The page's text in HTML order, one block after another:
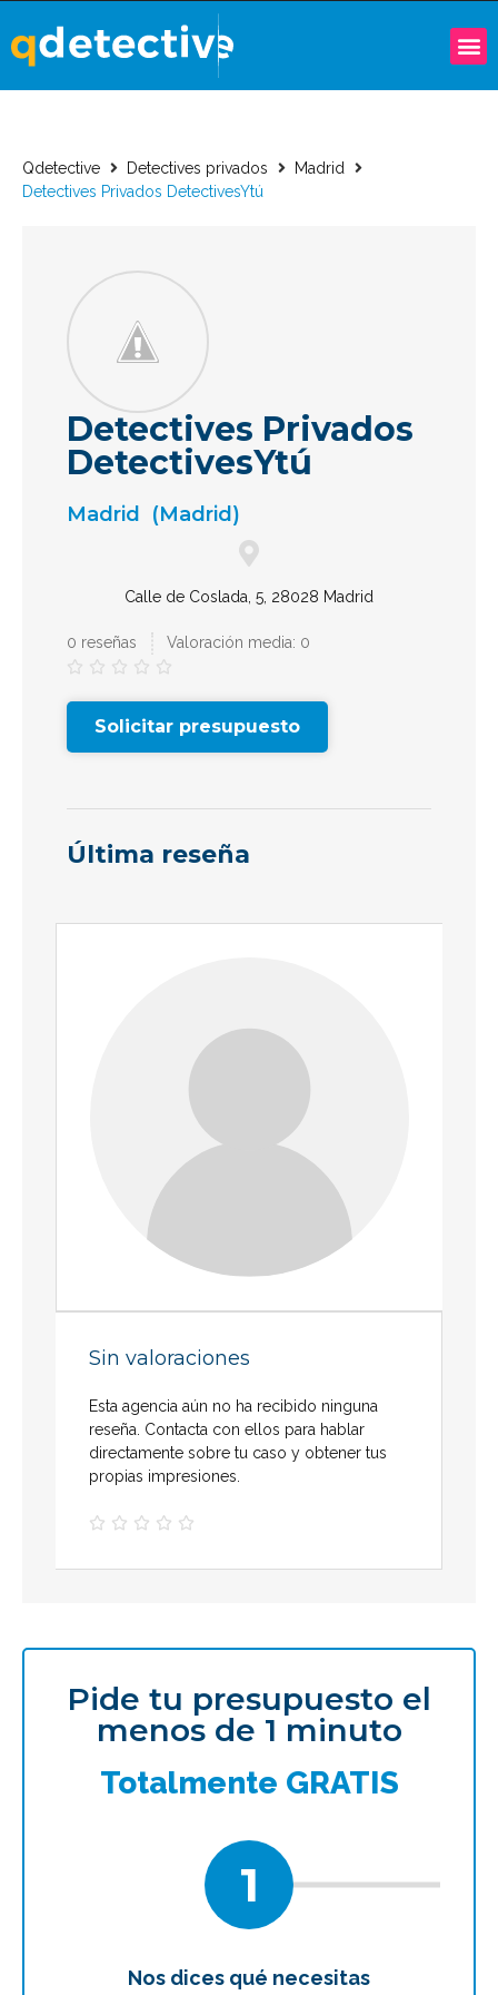
Qdetective Detectives privados
Madrid
Detectives Privados DetectivesYtú
Detectives Privados
DetectivesYtú
Madrid (Madrid)
Calle de Coslada, 5, 28028 Madrid
0 reseñas Valoración media: 0
    
Solicitar presupuesto
Última reseña
Sin valoraciones
Esta agencia aún no ha recibido ninguna
reseña. Contacta con ellos para hablar
directamente sobre tu caso y obtener tus
propias impresiones.
    
Pide tu presupuesto el
menos de 1 minuto
Totalmente GRATIS
1
Nos dices qué necesitas